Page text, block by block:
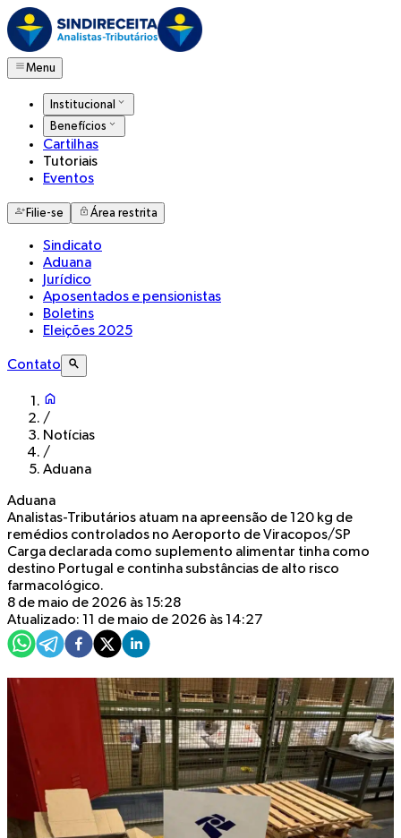
Menu
Institucional
Benefícios
Cartilhas
Tutoriais
Eventos
Filie-se Área restrita
Sindicato
Aduana
Jurídico
Aposentados e pensionistas
Boletins
Eleições 2025
Contato
/
Notícias
/
Aduana
Aduana
Analistas-Tributários atuam na apreensão de 120 kg de
remédios controlados no Aeroporto de Viracopos/SP
Carga declarada como suplemento alimentar tinha como
destino Portugal e continha substâncias de alto risco
farmacológico.
8 de maio de 2026 às 15:28
Atualizado: 11 de maio de 2026 às 14:27